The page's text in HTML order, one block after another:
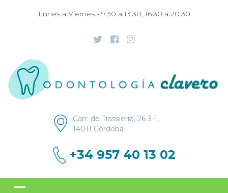
Lunes a Viernes - 9:30 a 13:30, 16:30 a 20:30
Carr. de Trassierra, 26 3-1,
14011 Córdoba
+34 957 40 13 02